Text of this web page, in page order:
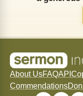
About UsFAQAPI
Commendations